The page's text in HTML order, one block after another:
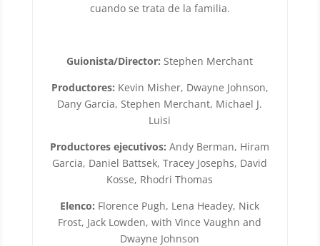
cuando se trata de la familia.
Guionista/Director:Stephen Merchant
Productores: Kevin Misher, Dwayne Johnson,
Dany Garcia, Stephen Merchant, Michael J.
Luisi
Productores ejecutivos: Andy Berman, Hiram
Garcia, Daniel Battsek, Tracey Josephs, David
Kosse, Rhodri Thomas
Elenco: Florence Pugh, Lena Headey, Nick
Frost, Jack Lowden, with Vince Vaughn and
Dwayne Johnson